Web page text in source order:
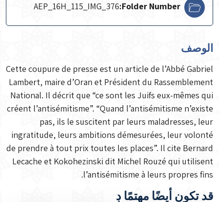
Folder Number:
AEP_16H_115_IMG_376
الوصف
Cette coupure de presse est un article de l’Abbé Gabriel
Lambert, maire d’Oran et Président du Rassemblement
National. Il décrit que “ce sont les Juifs eux-mêmes qui
créent l’antisémitisme”. “Quand l’antisémitisme n’existe
pas, ils le suscitent par leurs maladresses, leur
ingratitude, leurs ambitions démesurées, leur volonté
de prendre à tout prix toutes les places”. Il cite Bernard
Lecache et Kokohezinski dit Michel Rouzé qui utilisent
l’antisémitisme à leurs propres fins.
قد تكون أيضًا مهتمًا ڊ